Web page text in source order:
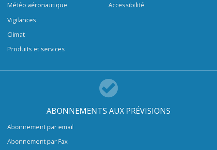
Météo aéronautique
Vigilances
Climat
Produits et services
Accessibilité
ABONNEMENTS AUX PRÉVISIONS
Abonnement par email
Abonnement par Fax